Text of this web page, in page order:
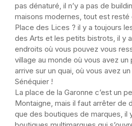
pas dénaturé, il n’y a pas de
maisons modernes, tout est resté
Place des Lices ? il y a toujours
des Arts et les petits bistrots, il y
endroits où vous pouvez vous
village au monde où vous avez un
arrive sur un quai, où vous avez
Sénéquier !
La place de la Garonne c’est un
Montaigne, mais il faut arrêter de
que des boutiques de marques, il